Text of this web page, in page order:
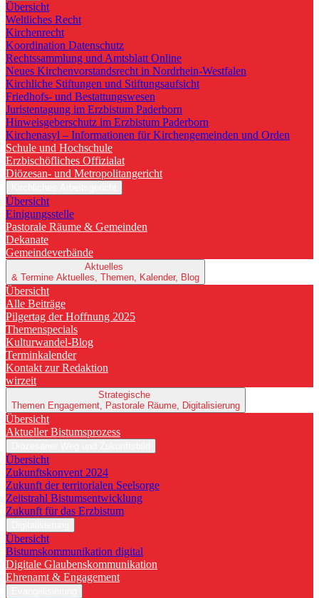
Übersicht
Weltliches Recht
Kirchenrecht
Koordination Datenschutz
Rechtssammlung und Amtsblatt Online
Neues Kirchenvorstandsrecht in Nordrhein-Westfalen
Kirchliche Stiftungen und Stiftungsaufsicht
Friedhofs- und Bestattungswesen
Juristentagung im Erzbistum Paderborn
Hinweisgeberschutz im Erzbistum Paderborn
Kirchenasyl – Informationen für Kirchengemeinden und Orden
Schule und Hochschule
Erzbischöfliches Offizialat
Diözesan- und Metropolitangericht
Übersicht
Einigungsstelle
Pastorale Räume & Gemeinden
Dekanate
Gemeindeverbände
Aktuelles
& Termine Aktuelles, Themen, Kalender, Blog
Übersicht
Alle Beiträge
Pilgertag der Hoffnung 2025
Themenspecials
Kulturwandel-Blog
Terminkalender
Kontakt zur Redaktion
wirzeit
Strategische
Themen Engagement, Pastorale Räume, Digitalisierung
Übersicht
Aktueller Bistumsprozess
Übersicht
Zukunftskonvent 2024
Zukunft der territorialen Seelsorge
Zeitstrahl Bistumsentwicklung
Zukunft für das Erzbistum
Übersicht
Bistumskommunikation digital
Digitale Glaubenskommunikation
Ehrenamt & Engagement